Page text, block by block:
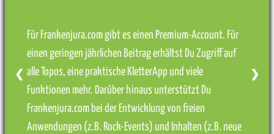
Für Frankenjura.com gibt es einen Premium-Account. Für
einen geringen jährlichen Beitrag erhältst Du Zugriff auf
alle Topos, eine praktische KletterApp und viele
Funktionen mehr. Darüber hinaus unterstützt Du
Frankenjura.com bei der Entwicklung von freien
Anwendungen (z.B. Rock-Events) und Inhalten (z.B. neue
❮ ❯